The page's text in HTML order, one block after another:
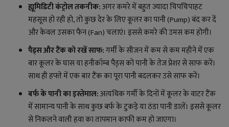
ह्यूमिडिटी कंट्रोल तकनीक:अगर कमरे में बहुत ज्यादा चिपचिपाहट
महसूस हो रही हो, तो कुछ देर के लिए कूलर का पानी (Pump) बंद कर दें
और केवल उसका फैन (Fan) चलाएं। इससे कमरे की उमस कम होगी।
पैड्स और टैंक को रखें साफ:गर्मी के सीजन में कम से कम महीने में एक
बार कूलर के घास या हनीकॉम्ब पैड्स को पानी के तेज प्रेशर से साफ करें।
साथ ही हफ्ते में एक बार टैंक का पूरा पानी बदलकर उसे साफ करें।
बर्फ के पानी का इस्तेमाल:अत्यधिक गर्मी के दिनों में कूलर के वाटर टैंक
में सामान्य पानी के साथ कुछ बर्फ के टुकड़े या ठंडा पानी डालें। इससे कूलर
से निकलने वाली हवा का तापमान काफी कम हो जाएगा।